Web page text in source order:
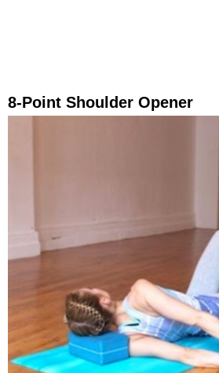
8-Point Shoulder Opener